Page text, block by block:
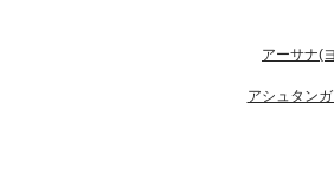
アーサナ(
アシュタン